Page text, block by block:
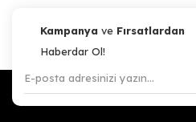
Kampanya ve Fırsatlardan
Haberdar Ol!